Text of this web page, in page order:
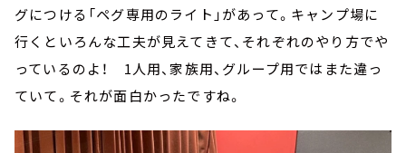
グにつける「ペグ専用のライト」があって。キャンプ場に
行くといろんな工夫が見えてきて、それぞれのやり方でや
っているのよ！ 1人用、家族用、グループ用ではまた違っ
ていて。それが面白かったですね。